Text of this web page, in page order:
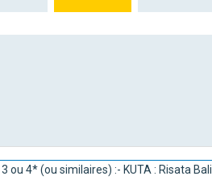
ou 4* (ou similaires) :- KUTA : Risata Bali